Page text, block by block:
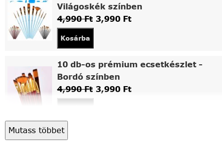
Világoskék színben
4,990Ft 3,990 Ft
Kosárba
10 db-os prémium ecsetkészlet -
Bordó színben
4,990Ft 3,990 Ft
Asztali fa festőállvány
Mutass többet